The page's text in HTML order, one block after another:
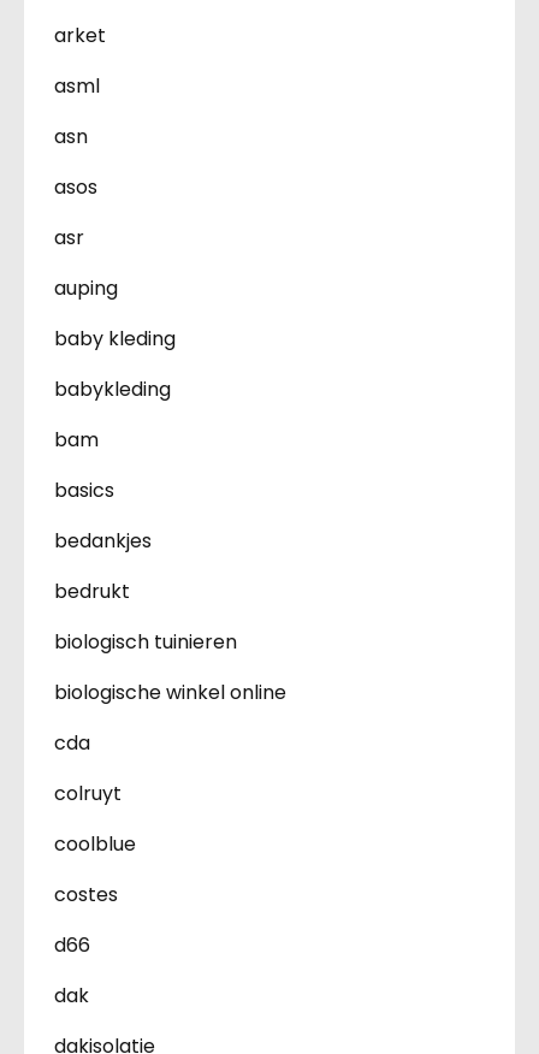
arket
asml
asn
asos
asr
auping
baby kleding
babykleding
bam
basics
bedankjes
bedrukt
biologisch tuinieren
biologische winkel online
cda
colruyt
coolblue
costes
d66
dak
dakisolatie